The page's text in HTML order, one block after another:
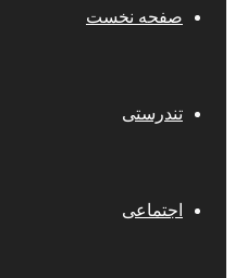
صفحه نخست
تندرستی
اجتماعی